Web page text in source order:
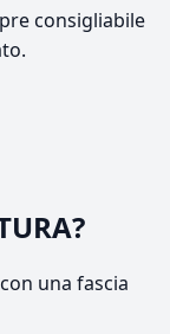
consigliabile
una fascia